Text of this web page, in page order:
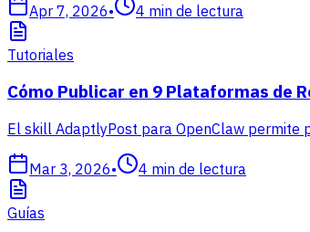
Apr 7, 2026• 4 min de lectura
Tutoriales
Cómo Publicar en 9 Plataformas de
El skill AdaptlyPost para OpenClaw permite
Mar 3, 2026• 4 min de lectura
Guías